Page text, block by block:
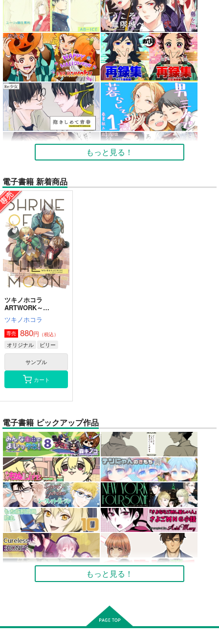
もっと見る！
電子書籍 新着商品
ツキノホコラ
ARTWORK～
2023Summer
ツキノホコラ
専売 880円 （税込）
オリジナル ビリー
サンプル
カート
電子書籍 ピックアップ作品
もっと見る！